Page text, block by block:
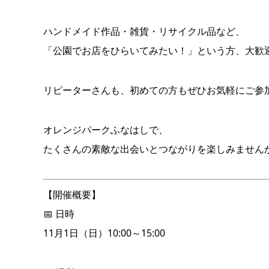
ハンドメイド作品・雑貨・リサイクル品など、
「公園でお店をひらいてみたい！」という方、大歓
リピーターさんも、初めての方もぜひお気軽にご参
オレンジパークふなはしで、
たくさんの素敵な出会いとつながりを楽しみません
【開催概要】
📅 日時
11月1日（日）10:00～15:00